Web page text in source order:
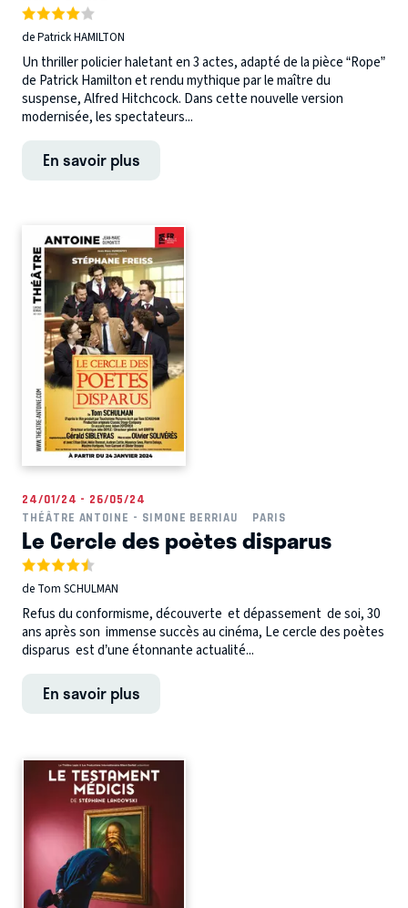
de Patrick HAMILTON
Un thriller policier haletant en 3 actes, adapté de la pièce “Rope”
de Patrick Hamilton et rendu mythique par le maître du
suspense, Alfred Hitchcock. Dans cette nouvelle version
modernisée, les spectateurs...
En savoir plus
24/01/24 - 26/05/24
THÉÂTRE ANTOINE - SIMONE BERRIAU
PARIS
Le Cercle des poètes disparus
de Tom SCHULMAN
Refus du conformisme, découverte et dépassement de soi, 30
ans après son immense succès au cinéma, Le cercle des poètes
disparus est d’une étonnante actualité...
En savoir plus